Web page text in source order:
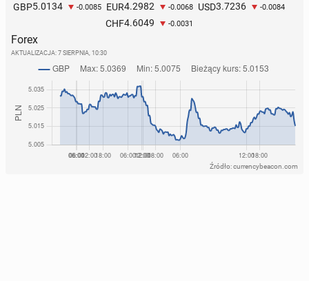
GBP5.0134 -0.0085 EUR4.2982 -0.0068 USD3.7236 -0.0084
CHF4.6049 -0.0031
Forex
AKTUALIZACJA: 7 SIERPNIA, 10:30
Źródło: currencybeacon.com